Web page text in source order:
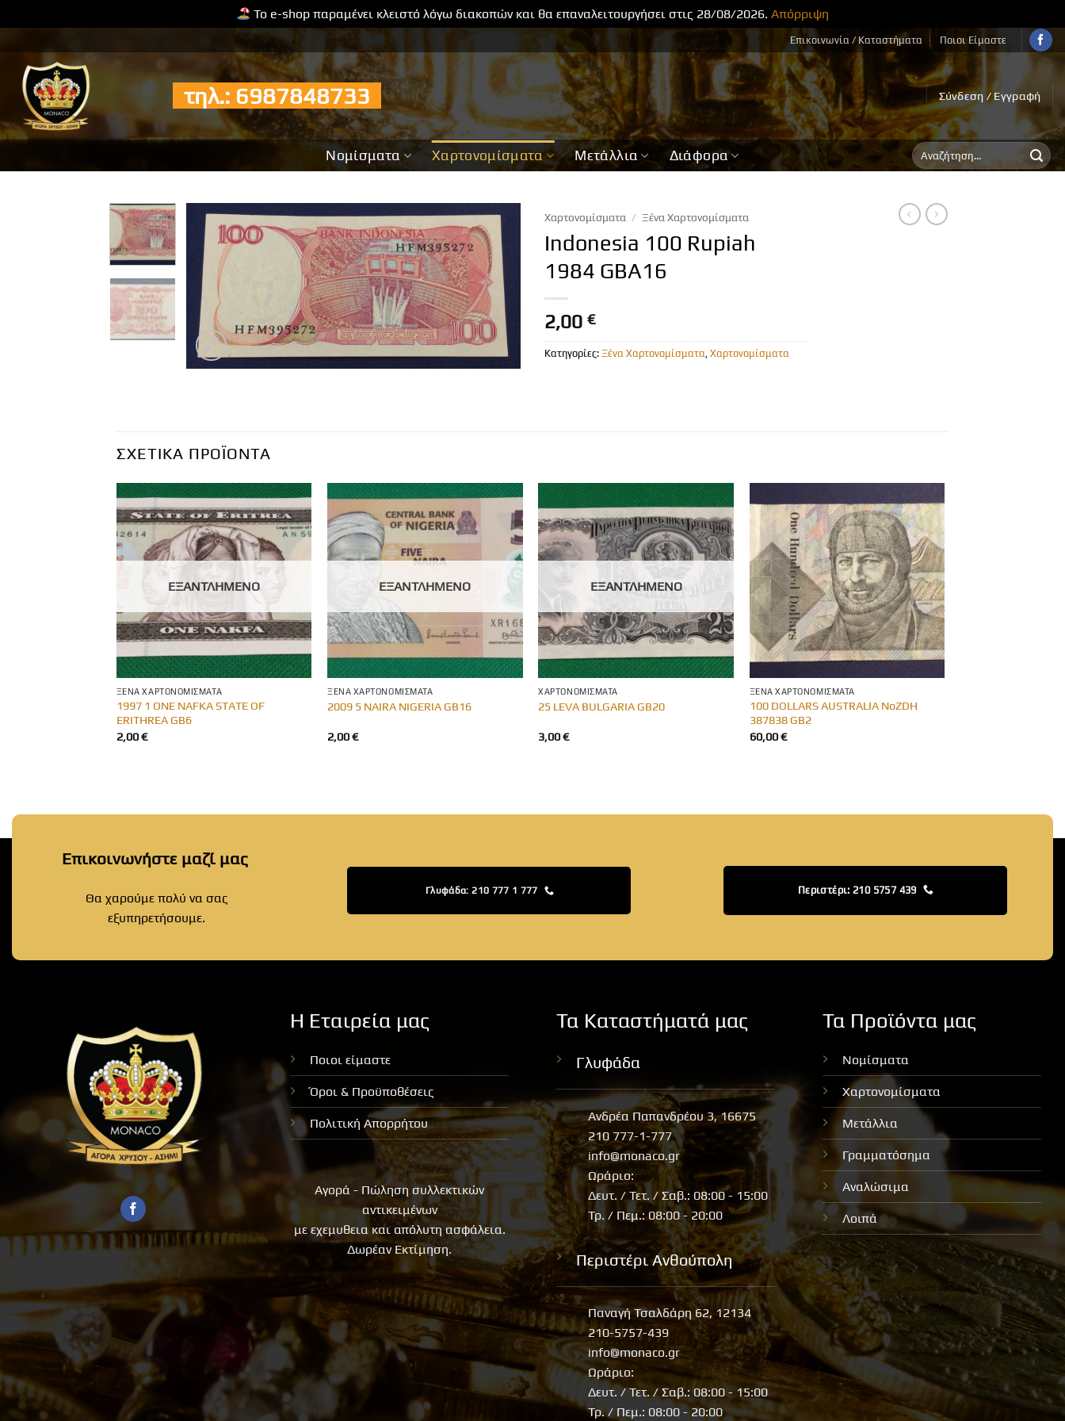
Το e-shop παραμένει κλειστό λόγω διακοπών και θα επαναλειτουργήσει στις 28/08/2026.Απόρριψη
στο
περιεχόμενο
Επικοινωνία / Καταστήματα Ποιοι Είμαστε
τηλ.: 6987848733 Σύνδεση / Εγγραφή
Νομίσματα Χαρτονομίσματα Μετάλλια Διάφορα
Αναζήτηση
για:
Χαρτονομίσματα / Ξένα Χαρτονομίσματα
Indonesia 100 Rupiah
1984 GBA16
2,00 €
Κατηγορίες: Ξένα Χαρτονομίσματα Χαρτονομίσματα
ΣΧΕΤΙΚΆ ΠΡΟΪΌΝΤΑ
ΕΞΑΝΤΛΗΜΈΝΟ
ΞΈΝΑ ΧΑΡΤΟΝΟΜΊΣΜΑΤΑ
1997 1 ONE NAFKA STATE OF
ERITHREA GB6
2,00€
ΕΞΑΝΤΛΗΜΈΝΟ
ΞΈΝΑ ΧΑΡΤΟΝΟΜΊΣΜΑΤΑ
2009 5 NAIRA NIGERIA GB16
2,00€
ΕΞΑΝΤΛΗΜΈΝΟ
ΧΑΡΤΟΝΟΜΊΣΜΑΤΑ
25 LEVA BULGARIA GB20
3,00€
ΞΈΝΑ ΧΑΡΤΟΝΟΜΊΣΜΑΤΑ
100 DOLLARS AUSTRALIA NoZDH
387838 GB2
60,00€
Επικοινωνήστε μαζί μας
Θα χαρούμε πολύ να σας
εξυπηρετήσουμε.
Γλυφάδα: 210 777 1 777 Περιστέρι: 210 5757 439
Η Εταιρεία μας
Ποιοι είμαστε
Όροι & Προϋποθέσεις
Πολιτική Απορρήτου
Αγορά - Πώληση συλλεκτικών
αντικειμένων
με εχεμυθεια και απόλυτη ασφάλεια.
Δωρέαν Εκτίμηση.
Τα Καταστήματά μας
Γλυφάδα
Ανδρέα Παπανδρέου 3, 16675
210 777-1-777
info@monaco.gr
Ωράριο:
Δευτ. / Τετ. / Σαβ.: 08:00 - 15:00
Τρ. / Πεμ.: 08:00 - 20:00
Περιστέρι Ανθούπολη
Παναγή Τσαλδάρη 62, 12134
210-5757-439
info@monaco.gr
Ωράριο:
Δευτ. / Τετ. / Σαβ.: 08:00 - 15:00
Τρ. / Πεμ.: 08:00 - 20:00
Τα Προϊόντα μας
Νομίσματα
Χαρτονομίσματα
Μετάλλια
Γραμματόσημα
Αναλώσιμα
Λοιπά